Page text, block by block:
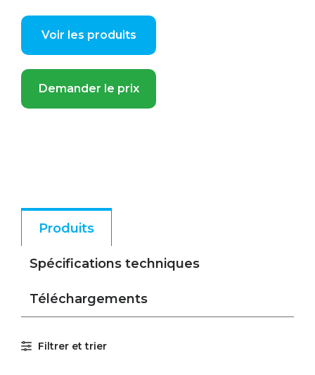
Voir les produits
Demander le prix
Produits
Spécifications techniques
Téléchargements
Filtrer et trier